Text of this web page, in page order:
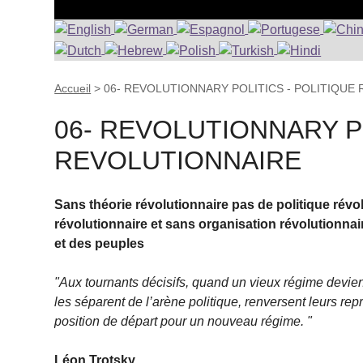
Accueil >06- REVOLUTIONNARY POLITICS - POLITIQUE
06- REVOLUTIONNARY
REVOLUTIONNAIRE
Sans théorie révolutionnaire pas de politique
révolutionnaire et sans organisation
et des peuples
"Aux tournants décisifs, quand un vieux régime
les séparent de l’arène politique, renversent leurs
position de départ pour un nouveau régime. "